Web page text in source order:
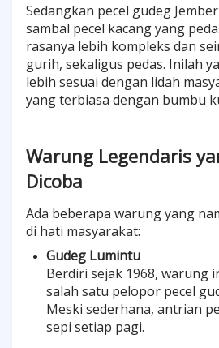
Sedangkan pecel gudeg
sambal pecel kacang yang
rasanya lebih kompleks dan
gurih, sekaligus pedas. Inilah
lebih sesuai dengan lidah
yang terbiasa dengan bumbu
Warung Legendaris
Dicoba
Ada beberapa warung yang
di hati masyarakat:
Gudeg Lumintu
Berdiri sejak 1968, warung
salah satu pelopor pecel
Meski sederhana, antrian
sepi setiap pagi.